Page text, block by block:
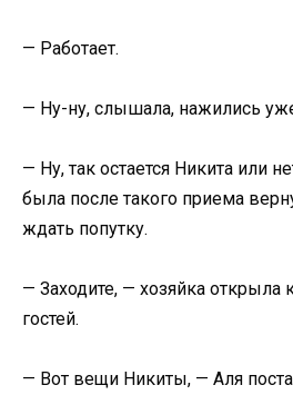
— Работает.
— Ну-ну, слышала, нажились
— Ну, так остается Никита или
была после такого приема
ждать попутку.
— Заходите, — хозяйка открыла
гостей.
— Вот вещи Никиты, — Аля